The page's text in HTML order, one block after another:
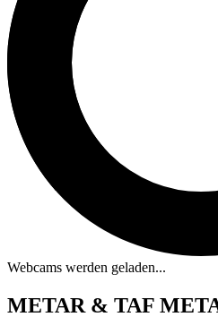
Webcams werden geladen...
METAR & TAF